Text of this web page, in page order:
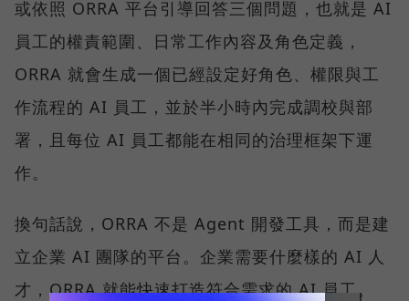
或依照 ORRA 平台引導回答三個問題，也就是 AI
員工的權責範圍、日常工作內容及角色定義，
ORRA 就會生成一個已經設定好角色、權限與工
作流程的 AI 員工，並於半小時內完成調校與部
署，且每位 AI 員工都能在相同的治理框架下運
作。
換句話說，ORRA 不是 Agent 開發工具，而是建
立企業 AI 團隊的平台。企業需要什麼樣的 AI 人
才，ORRA 就能快速打造符合需求的 AI 員工。